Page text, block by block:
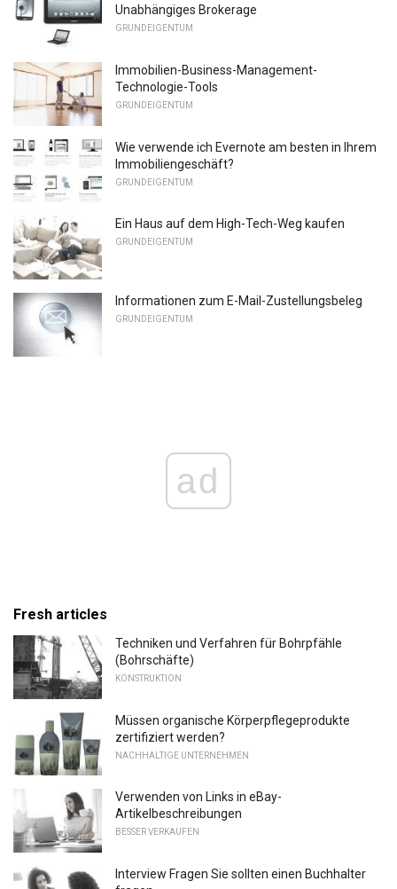
Unabhängiges Brokerage
GRUNDEIGENTUM
Immobilien-Business-Management-
Technologie-Tools
GRUNDEIGENTUM
Wie verwende ich Evernote am besten in Ihrem
Immobiliengeschäft?
GRUNDEIGENTUM
Ein Haus auf dem High-Tech-Weg kaufen
GRUNDEIGENTUM
Informationen zum E-Mail-Zustellungsbeleg
GRUNDEIGENTUM
ad
Fresh articles
Techniken und Verfahren für Bohrpfähle
(Bohrschäfte)
KONSTRUKTION
Müssen organische Körperpflegeprodukte
zertifiziert werden?
NACHHALTIGE UNTERNEHMEN
Verwenden von Links in eBay-
Artikelbeschreibungen
BESSER VERKAUFEN
Interview Fragen Sie sollten einen Buchhalter